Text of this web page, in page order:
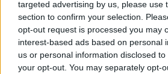
targeted advertising by us, please use
section to confirm your selection.
opt-out request is processed you may
interest-based ads based on personal
us or personal information disclosed
your opt-out. You may separately opt-